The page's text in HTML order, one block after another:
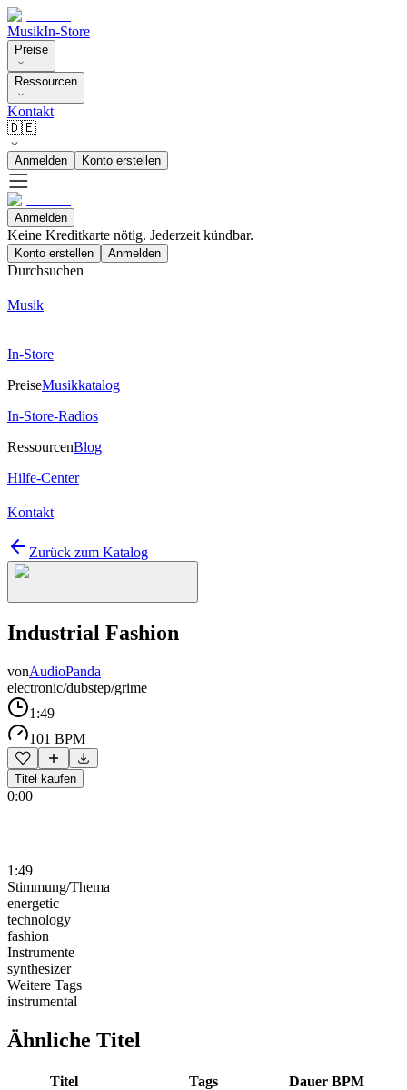
MusikIn-Store
Preise
Ressourcen
Kontakt
🇩🇪
Anmelden Konto erstellen
Anmelden
Keine Kreditkarte nötig. Jederzeit kündbar.
Konto erstellen Anmelden
Durchsuchen
Musik
In-Store
PreiseMusikkatalog
In-Store-Radios
RessourcenBlog
Hilfe-Center
Kontakt
Zurück zum Katalog
Industrial Fashion
vonAudioPanda
electronic/dubstep/grime
1:49
101 BPM
Titel kaufen
0:00
1:49
Stimmung/Thema
energetic
technology
fashion
Instrumente
synthesizer
Weitere Tags
instrumental
Ähnliche Titel
Titel Tags Dauer BPM